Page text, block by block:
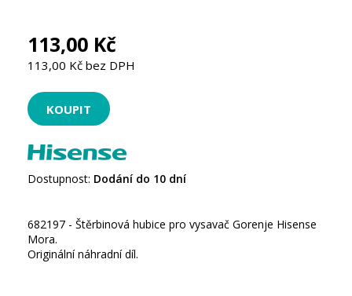
113,00 Kč
113,00 Kč bez DPH
Dostupnost: Dodání do 10 dní
682197 - Štěrbinová hubice pro vysavač Gorenje Hisense
Mora.
Originální náhradní díl.